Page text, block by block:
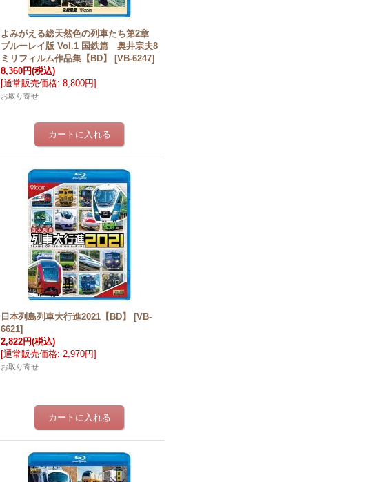
よみがえる総天然色の列車たち第2章
ブルーレイ版 Vol.1 国鉄篇 奥井宗夫8
ミリフィルム作品集【BD】
[VB-6247]
8,360円(税込)
[通常販売価格: 8,800円]
お取り寄せ
日本列島列車大行進2021【BD】 [VB-
6621]
2,822円(税込)
[通常販売価格: 2,970円]
お取り寄せ